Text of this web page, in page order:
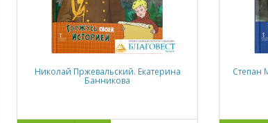
Николай Пржевальский. Екатерина
Банникова
Степан